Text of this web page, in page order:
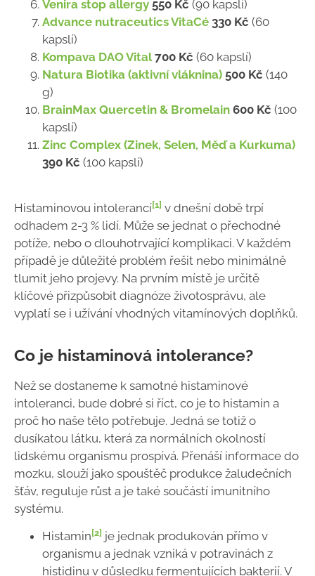
Venira stop allergy 550 Kč (90 kapslí)
Advance nutraceutics VitaCé 330 Kč (60
kapslí)
Kompava DAO Vital 700 Kč (60 kapslí)
Natura Biotika (aktivní vláknina) 500 Kč (140
g)
BrainMax Quercetin & Bromelain 600 Kč (100
kapslí)
Zinc Complex (Zinek, Selen, Měď a Kurkuma)
390 Kč (100 kapslí)
Histaminovou intolerancí[1] v dnešní době trpí
odhadem 2-3 % lidí. Může se jednat o přechodné
potíže, nebo o dlouhotrvající komplikaci. V každém
případě je důležité problém řešit nebo minimálně
tlumit jeho projevy. Na prvním místě je určitě
klíčové přizpůsobit diagnóze životosprávu, ale
vyplatí se i užívání vhodných vitamínových doplňků.
Co je histaminová intolerance?
Než se dostaneme k samotné histaminové
intoleranci, bude dobré si říct, co je to histamin a
proč ho naše tělo potřebuje. Jedná se totiž o
dusíkatou látku, která za normálních okolností
lidskému organismu prospívá. Přenáší informace do
mozku, slouží jako spouštěč produkce žaludečních
šťáv, reguluje růst a je také součástí imunitního
systému.
Histamin[2] je jednak produkován přímo v
organismu a jednak vzniká v potravinách z
histidinu v důsledku fermentujících bakterií. V